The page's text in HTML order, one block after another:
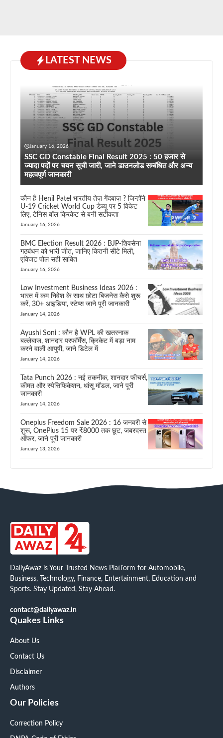
LATEST NEWS
January 16, 2026
SSC GD Constable Final Result 2025 : 50 हजार से
ज्यादा पदों पर चयन सूची जारी, जाने डाउनलोड सम्बंधित और अन्य
महत्वपूर्ण जानकारी
कौन है Henil Patel भारतीय तेज़ गेंदबाज़ ? जिन्होंने
U-19 Cricket World Cup डेब्यू पर 5 विकेट
लिए, टेनिस बॉल क्रिकेट से बनी सटीकता
January 16, 2026
BMC Election Result 2026 : BJP-शिवसेना
गठबंधन को भारी जीत, जानिए कितनी सीटे मिली,
एक्जिट पोल सही साबित
January 16, 2026
Low Investment Business Ideas 2026 :
भारत में कम निवेश के साथ छोटा बिजनेस कैसे शुरू
करें, 30+ आइडिया, स्टेप्स जाने पूरी जानकारी
January 14, 2026
Ayushi Soni : कौन है WPL की खतरनाक
बल्लेबाज, शानदार परफॉर्मेंस, क्रिकेट में बड़ा नाम
करने वाली आयुषी, जाने डिटेल में
January 14, 2026
Tata Punch 2026 : नई तकनीक, शानदार फीचर्स,
कीमत और स्पेसिफिकेशन, धांसू मॉडल, जाने पूरी
जानकारी
January 14, 2026
Oneplus Freedom Sale 2026 : 16 जनवरी से
शुरू, OnePlus 15 पर ₹8000 तक छूट, जबरदस्त
ऑफर, जाने पूरी जानकारी
January 13, 2026
DailyAwaz is Your Trusted News Platform for Automobile,
Business, Technology, Finance, Entertainment, Education and
Sports. Stay Updated, Stay Ahead.
contact@dailyawaz.in
Quakes Links
About Us
Contact Us
Disclaimer
Authors
Our Policies
Correction Policy